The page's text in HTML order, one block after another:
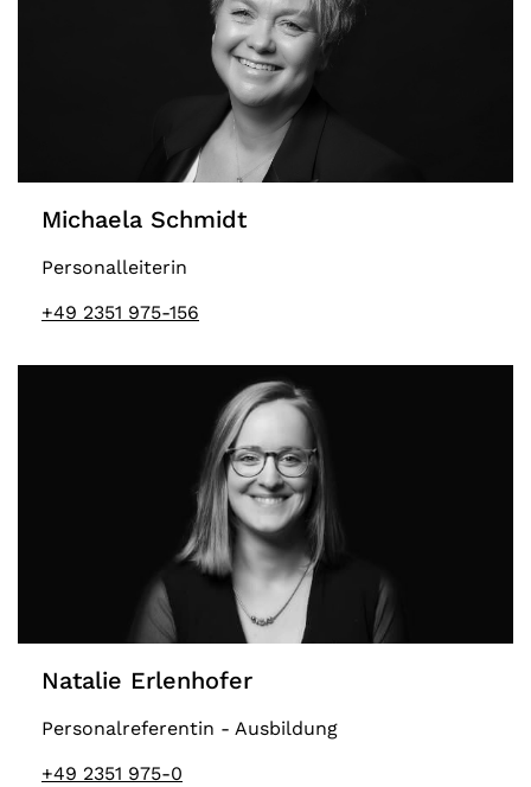
Michaela Schmidt
Personalleiterin
+49 2351 975-156
Natalie Erlenhofer
Personalreferentin - Ausbildung
+49 2351 975-0